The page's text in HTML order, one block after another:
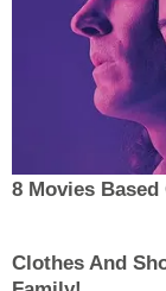
8 Movies
Clothes And